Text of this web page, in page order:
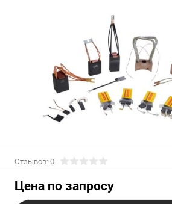
Отзывов: 0
Цена по запросу